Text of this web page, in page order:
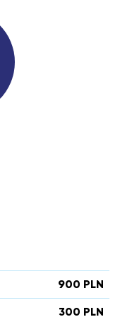
900 PLN
300 PLN